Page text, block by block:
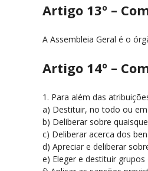
Artigo 13º –
A Assembleia Geral é o
Artigo 14º –
1. Para além das
a) Destituir, no todo ou
b) Deliberar sobre
c) Deliberar acerca dos
d) Apreciar e deliberar
e) Eleger e destituir